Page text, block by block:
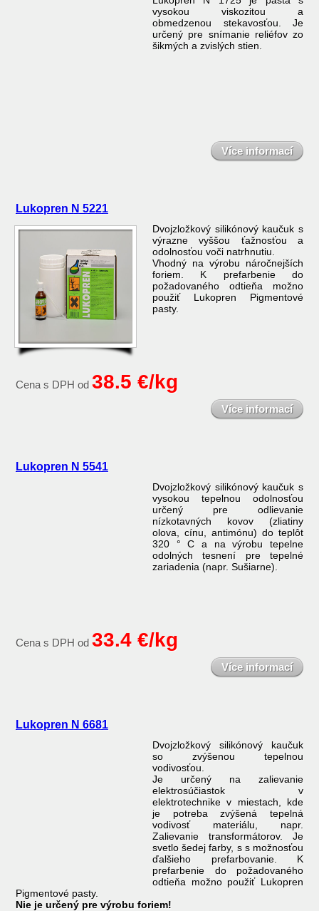
vysokou viskozitou a
obmedzenou stekavosťou. Je
určený pre snímanie reliéfov zo
šikmých a zvislých stien.
Více informací
Lukopren N 5221
Dvojzložkový silikónový kaučuk s
výrazne vyššou ťažnosťou a
odolnosťou voči natrhnutiu.
Vhodný na výrobu náročnejších
foriem. K prefarbenie do
požadovaného odtieňa možno
použiť Lukopren Pigmentové
pasty.
Cena s DPH od 38.5 €/kg
Více informací
Lukopren N 5541
Dvojzložkový silikónový kaučuk s
vysokou tepelnou odolnosťou
určený pre odlievanie
nízkotavných kovov (zliatiny
olova, cínu, antimónu) do teplôt
320 ° C a na výrobu tepelne
odolných tesnení pre tepelné
zariadenia (napr. Sušiarne).
Cena s DPH od 33.4 €/kg
Více informací
Lukopren N 6681
Dvojzložkový silikónový kaučuk
so zvýšenou tepelnou
vodivosťou.
Je určený na zalievanie
elektrosúčiastok v
elektrotechnike v miestach, kde
je potreba zvýšená tepelná
vodivosť materiálu, napr.
Zalievanie transformátorov. Je
svetlo šedej farby, s s možnosťou
ďalšieho prefarbovanie. K
prefarbenie do požadovaného
odtieňa možno použiť Lukopren
Pigmentové pasty.
Nie je určený pre výrobu foriem!